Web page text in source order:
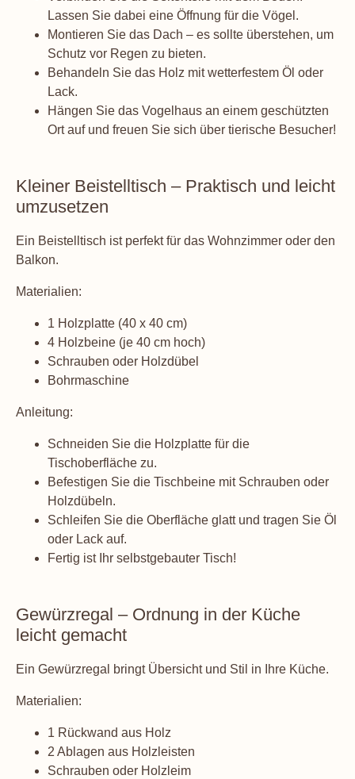
Lassen Sie dabei eine Öffnung für die Vögel.
Montieren Sie das Dach – es sollte überstehen, um
Schutz vor Regen zu bieten.
Behandeln Sie das Holz mit wetterfestem Öl oder
Lack.
Hängen Sie das Vogelhaus an einem geschützten
Ort auf und freuen Sie sich über tierische Besucher!
Kleiner Beistelltisch – Praktisch und leicht
umzusetzen
Ein Beistelltisch ist perfekt für das Wohnzimmer oder den
Balkon.
Materialien:
1 Holzplatte (40 x 40 cm)
4 Holzbeine (je 40 cm hoch)
Schrauben oder Holzdübel
Bohrmaschine
Anleitung:
Schneiden Sie die Holzplatte für die
Tischoberfläche zu.
Befestigen Sie die Tischbeine mit Schrauben oder
Holzdübeln.
Schleifen Sie die Oberfläche glatt und tragen Sie Öl
oder Lack auf.
Fertig ist Ihr selbstgebauter Tisch!
Gewürzregal – Ordnung in der Küche
leicht gemacht
Ein Gewürzregal bringt Übersicht und Stil in Ihre Küche.
Materialien:
1 Rückwand aus Holz
2 Ablagen aus Holzleisten
Schrauben oder Holzleim